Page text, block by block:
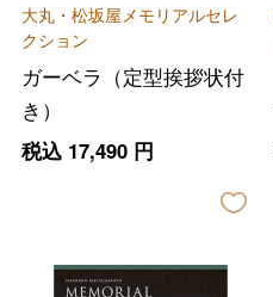
大丸・松坂屋メモリアルセレ
クション
ガーベラ（定型挨拶状付
き）
税込 17,490円